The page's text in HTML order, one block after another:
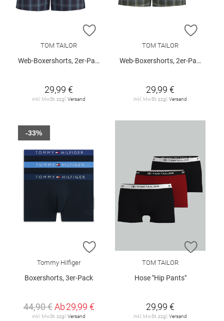
ZUR WUNSCHLISTE HINZUFÜGEN
TOM TAILOR
Web-Boxershorts, 2er-Pack
29,99 €
inkl. MwSt. zzgl. Versand
ZUR
TOM TAILOR
Web-Boxershorts, 2er-Pack
29,99 €
inkl. MwSt. zzgl. Versand
ZUR WUNSCHLISTE HINZUFÜGEN
Tommy Hilfiger
Boxershorts, 3er-Pack
44,90 € Ab29,99 €
inkl. MwSt. zzgl. Versand
-33%
ZUR
TOM TAILOR
Hose "Hip Pants"
29,99 €
inkl. MwSt. zzgl. Versand